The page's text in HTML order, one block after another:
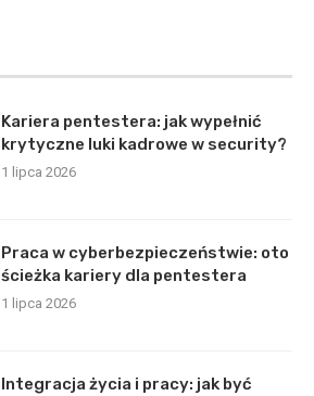
Kariera pentestera: jak wypełnić
krytyczne luki kadrowe w security?
1 lipca 2026
Praca w cyberbezpieczeństwie: oto
ścieżka kariery dla pentestera
1 lipca 2026
Integracja życia i pracy: jak być